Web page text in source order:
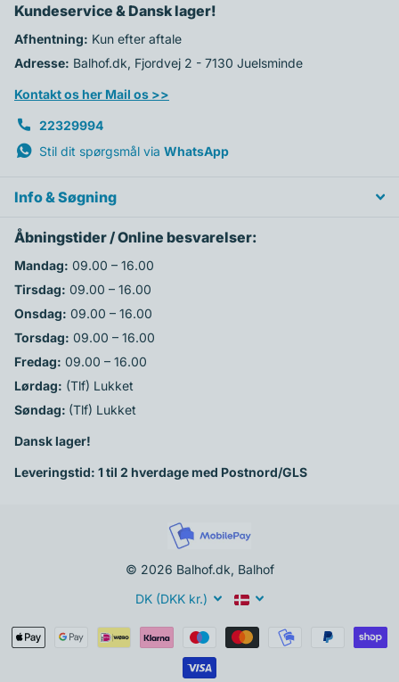
Kundeservice & Dansk lager!
Afhentning: Kun efter aftale
Adresse: Balhof.dk, Fjordvej 2 - 7130 Juelsminde
Kontakt os her Mail os >>
22329994
Stil dit spørgsmål via WhatsApp
Info & Søgning
Åbningstider / Online besvarelser:
Mandag: 09.00 – 16.00
Tirsdag: 09.00 – 16.00
Onsdag: 09.00 – 16.00
Torsdag: 09.00 – 16.00
Fredag: 09.00 – 16.00
Lørdag: (Tlf) Lukket
Søndag: (Tlf) Lukket
Dansk lager!
Leveringstid: 1 til 2 hverdage med Postnord/GLS
© 2026 Balhof.dk, Balhof
DK (DKK kr.)